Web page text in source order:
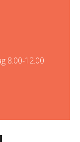
8.00-12.00